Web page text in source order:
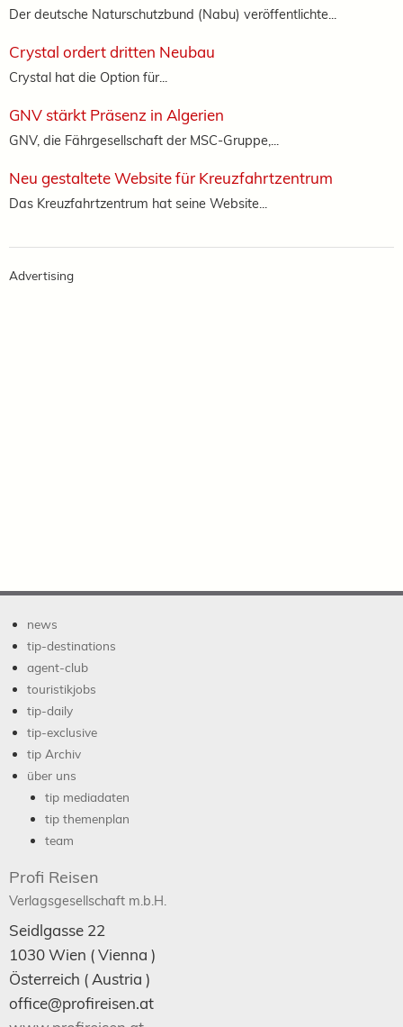
Der deutsche Naturschutzbund (Nabu) veröffentlichte...
Crystal ordert dritten Neubau
Crystal hat die Option für...
GNV stärkt Präsenz in Algerien
GNV, die Fährgesellschaft der MSC-Gruppe,...
Neu gestaltete Website für Kreuzfahrtzentrum
Das Kreuzfahrtzentrum hat seine Website...
Advertising
news
tip-destinations
agent-club
touristikjobs
tip-daily
tip-exclusive
tip Archiv
über uns
tip mediadaten
tip themenplan
team
Profi Reisen
Verlagsgesellschaft m.b.H.
Seidlgasse 22
1030Wien ( Vienna )
Österreich ( Austria )
office@profireisen.at